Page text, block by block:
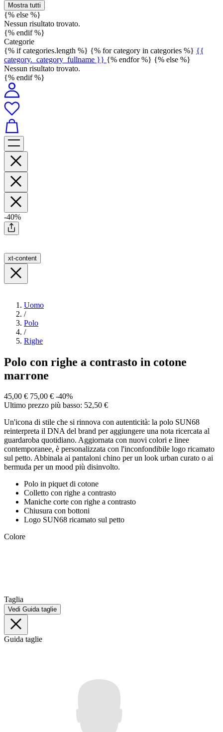
Mostra tutti
{% else %}
Nessun risultato trovato.
{% endif %}
Categorie
{% if categories.length %} {% for category in categories %} {{
category._category_fullname }} {% endfor %} {% else %}
Nessun risultato trovato.
{% endif %}
-40%
xt-content
Uomo
/
Polo
/
Righe
Polo con righe a contrasto in cotone
marrone
45,00 € 75,00 € -40%
Ultimo prezzo più basso: 52,50 €
Un'icona di stile che si rinnova con autenticità: la polo SUN68
reinterpreta il DNA del brand per aggiungere una nota ricercata al
guardaroba quotidiano. Aggiornata con nuovi colori e linee
contemporanee, è personalizzata con l'inconfondibile logo ricamato
sul petto. Abbinala ai pantaloni chino per un look urban curato o ai
bermuda per un mood più disinvolto.
Polo in piquet di cotone
Colletto con righe a contrasto
Maniche corte con righe a contrasto
Chiusura con bottoni
Logo SUN68 ricamato sul petto
Colore
Taglia
Vedi Guida taglie
Guida taglie